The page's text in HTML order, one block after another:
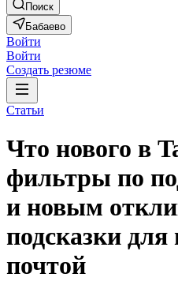
Поиск
Бабаево
Войти
Войти
Создать резюме
Статьи
Что нового в
фильтры по
и новым
подсказки для
почтой